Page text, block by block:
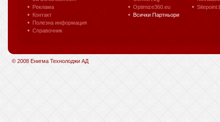
Реклама
Контакт
Полезна информация
Справочник
Optimize360.eu
Всички Партньори
© 2008 Енигма Технолоджи АД